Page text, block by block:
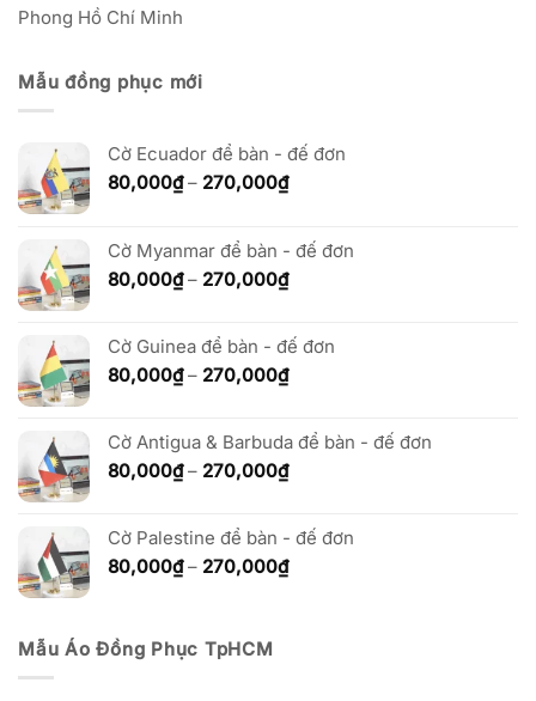
Phong Hồ Chí Minh
Mẫu đồng phục mới
Cờ Ecuador để bàn - đế đơn
80,000₫ – 270,000₫Khoảng
80,000₫
đến
270,000₫
Cờ Myanmar để bàn - đế đơn
80,000₫ – 270,000₫Khoảng
80,000₫
đến
270,000₫
Cờ Guinea để bàn - đế đơn
80,000₫ – 270,000₫Khoảng
80,000₫
đến
270,000₫
Cờ Antigua & Barbuda để bàn - đế đơn
80,000₫ – 270,000₫Khoảng
80,000₫
đến
270,000₫
Cờ Palestine để bàn - đế đơn
80,000₫ – 270,000₫Khoảng
Mẫu Áo Đồng Phục TpHCM